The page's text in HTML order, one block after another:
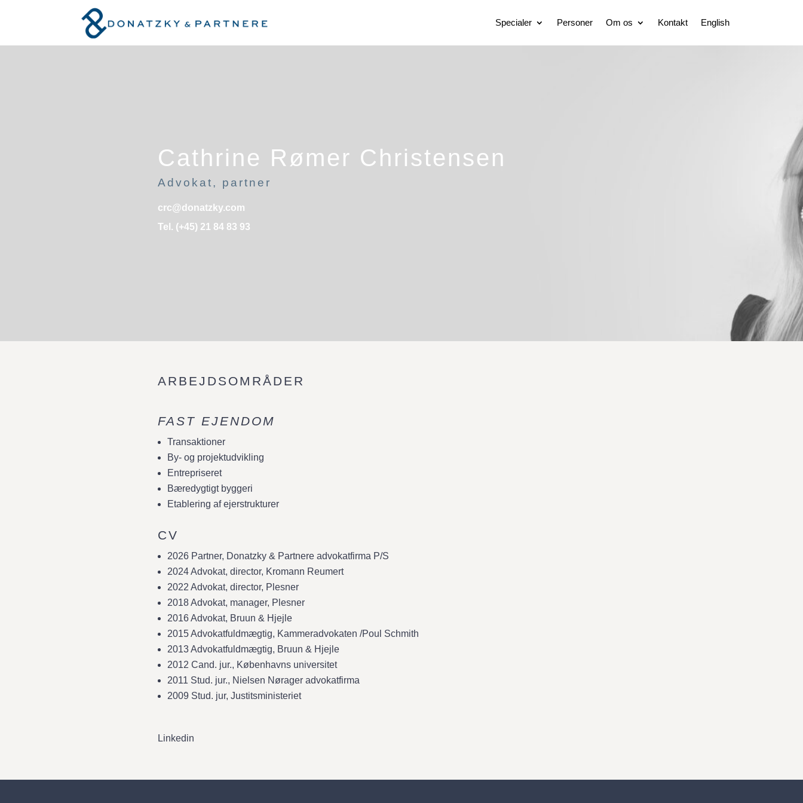
Specialer Personer Om os Kontakt English
Cathrine Rømer Christensen
Advokat, partner
crc@donatzky.com
Tel. (+45) 21 84 83 93
ARBEJDSOMRÅDER
FAST EJENDOM
Transaktioner
By- og projektudvikling
Entrepriseret
Bæredygtigt byggeri
Etablering af ejerstrukturer
CV
2026 Partner, Donatzky & Partnere advokatfirma P/S
2024 Advokat, director, Kromann Reumert
2022 Advokat, director, Plesner
2018 Advokat, manager, Plesner
2016 Advokat, Bruun & Hjejle
2015 Advokatfuldmægtig, Kammeradvokaten /Poul Schmith
2013 Advokatfuldmægtig, Bruun & Hjejle
2012 Cand. jur., Københavns universitet
2011 Stud. jur., Nielsen Nørager advokatfirma
2009 Stud. jur, Justitsministeriet
Linkedin